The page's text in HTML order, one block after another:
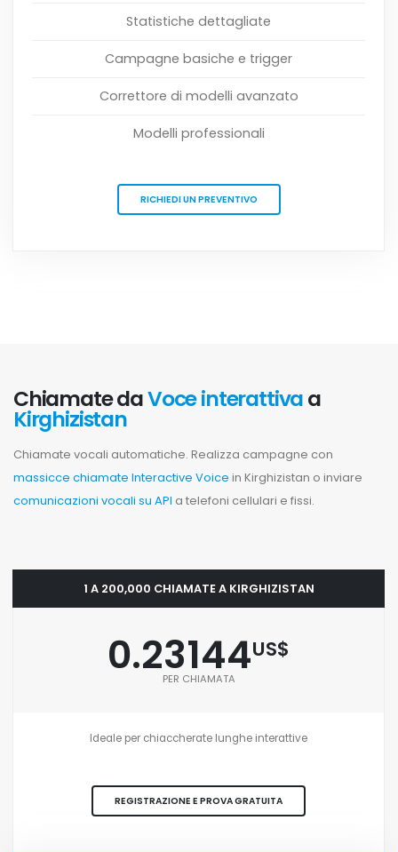
Statistiche dettagliate
Campagne basiche e trigger
Correttore di modelli avanzato
Modelli professionali
RICHIEDI UN PREVENTIVO
Chiamate daVoce interattivaa
Kirghizistan
Chiamate vocali automatiche. Realizza campagne con
massicce chiamate Interactive Voice in Kirghizistan o inviare
comunicazioni vocali su API a telefoni cellulari e fissi.
1 A 200,000 CHIAMATE A KIRGHIZISTAN
0.23144US$
PER CHIAMATA
Ideale per chiaccherate lunghe interattive
REGISTRAZIONE E PROVA GRATUITA